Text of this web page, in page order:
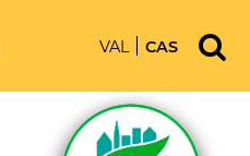
VAL CAS